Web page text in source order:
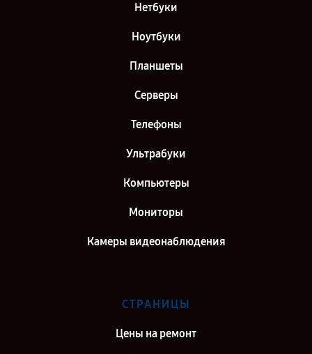
Нетбуки
Ноутбуки
Планшеты
Серверы
Телефоны
Ультрабуки
Компьютеры
Мониторы
Камеры видеонаблюдения
СТРАНИЦЫ
Цены на ремонт